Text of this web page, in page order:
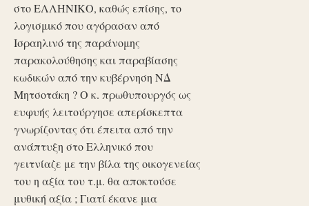
στο ΕΛΛΗΝΙΚΟ, καθώς επίσης, το
λογισμικό που αγόρασαν από
Ισραηλινό της παράνομης
παρακολούθησης και παραβίασης
κωδικών από την κυβέρνηση ΝΔ
Μητσοτάκη ? Ο κ. πρωθυπουργός ως
ευφυής λειτούργησε απερίσκεπτα
γνωρίζοντας ότι έπειτα από την
ανάπτυξη στο Ελληνικό που
γειτνίαζε με την βίλα της οικογενείας
του η αξία του τ.μ. θα αποκτούσε
μυθική αξία ; Γιατί έκανε μια